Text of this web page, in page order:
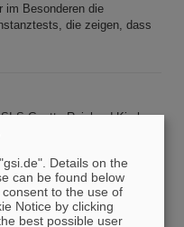
im Besonderen die
die zeigen, dass
S.Goette Reinhard Kirchner
Agnieszka Wojtaszek
Details on the
can be found below
consent to the use of
Notice by clicking
best possible user